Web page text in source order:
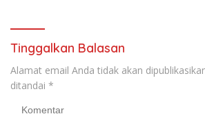
Tinggalkan Balasan
Alamat email Anda tidak akan
ditandai *